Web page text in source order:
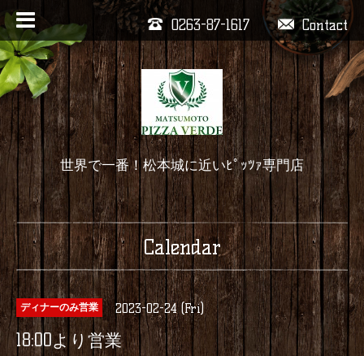
Contact
0263-87-1617
世界で一番！松本城に近いﾋﾟｯﾂｧ専門店
Calendar
ディナーのみ営業 2023-02-24 (Fri)
18:00より営業